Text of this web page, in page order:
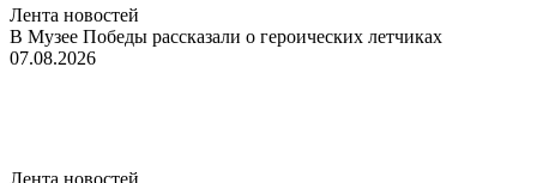
Лента новостей
В Музее Победы рассказали о героических летчиках
07.08.2026
Лента новостей